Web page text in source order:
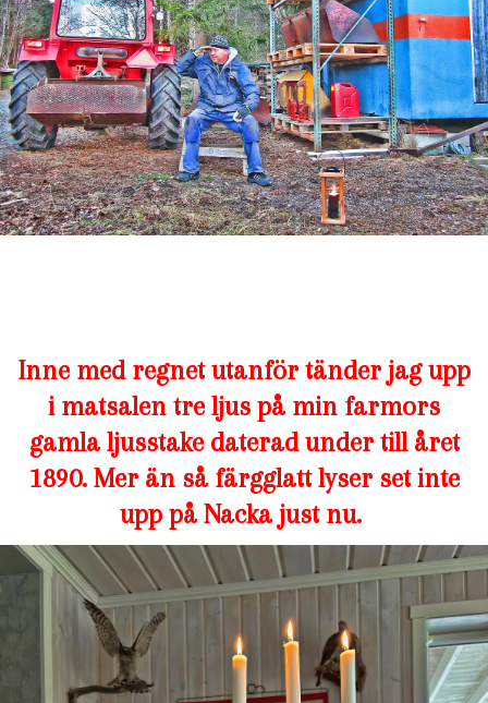
Inne med regnet utanför tänder jag upp
i matsalen tre ljus på min farmors
gamla ljusstake daterad under till året
1890. Mer än så färgglatt lyser set inte
upp på Nacka just nu.